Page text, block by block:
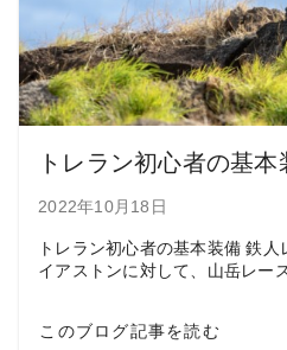
2022年10月18日
トレラン初心者の基本装備 鉄
イアストンに対して、山岳レー
このブログ記事を読む